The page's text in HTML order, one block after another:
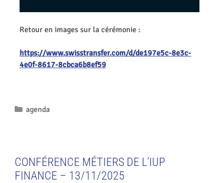
Retour en images sur la cérémonie :
https://www.swisstransfer.com/d/de197e5c-8e3c-
4e0f-8617-8cbca6b8ef59
agenda
CONFÉRENCE MÉTIERS DE L’IUP
FINANCE – 13/11/2025